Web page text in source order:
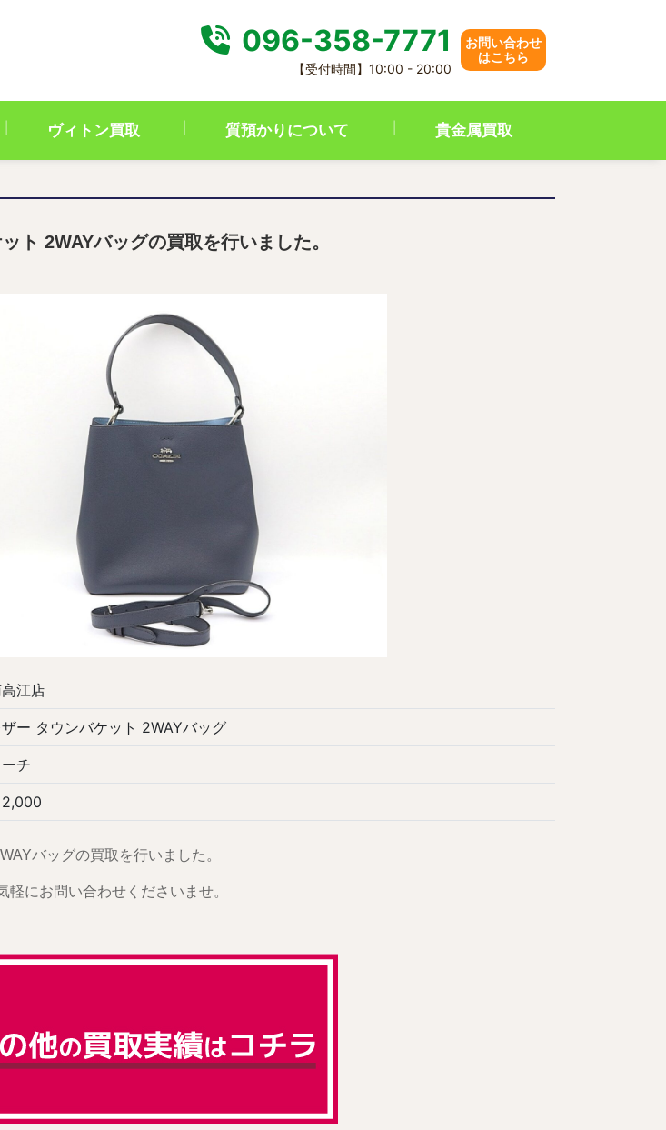
096-358-7771
【受付時間】10:00 - 20:00
お問い合わせ
はこちら
ヴィトン買取 質預かりについて 貴金属買取
ト 2WAYバッグの買取を行いました。
江店
ザー タウンバケット 2WAYバッグ
チ
2,000
バッグの買取を行いました。
にお問い合わせくださいませ。